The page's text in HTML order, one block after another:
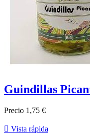
Guindillas
Precio 1,75 €
 Vista rápida